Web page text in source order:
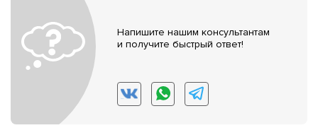
Напишите нашим консультантам
и получите быстрый ответ!